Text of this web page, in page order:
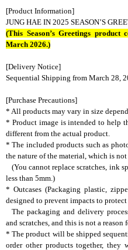
[Product Information]
JUNG HAE IN 2025 SEASON’S
(This Season’s Greetings
March 2026.)
[Delivery Notice]
Sequential Shipping from March 28,
[Purchase Precautions]
* All products may vary in size
* Product image is intended to help
different from the actual product.
* The included products such as
the nature of the material, which is
(You cannot replace scratches, ink
less than 5mm.)
* Outcases (Packaging plastic,
designed to prevent impacts to protect
The packaging and delivery
and scratches, and this is not a reason
* The product will be shipped
order other products together,